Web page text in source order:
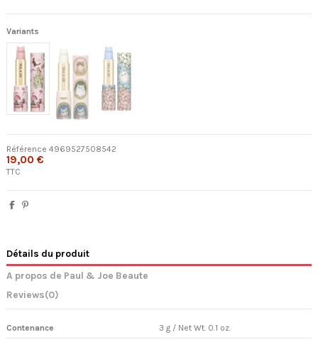
Variants
Référence 4969527508542
19,00 €
TTC
Détails du produit
A propos de Paul & Joe Beaute
Reviews(0)
Contenance 3 g / Net Wt. 0.1 oz.